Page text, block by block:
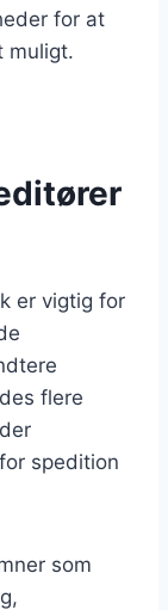
for at
muligt.
er vigtig for
flere
spedition
som